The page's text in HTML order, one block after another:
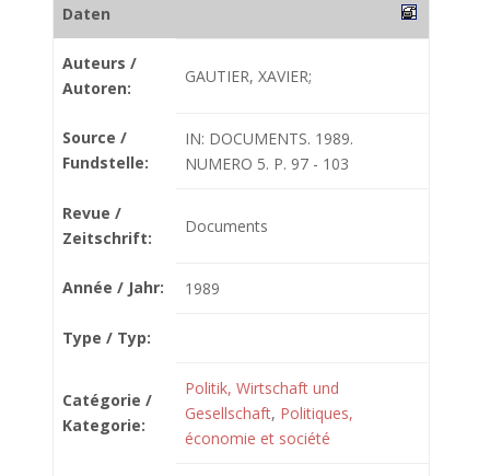
Daten
Auteurs /
Autoren:
GAUTIER, XAVIER;
Source /
Fundstelle:
IN: DOCUMENTS. 1989.
NUMERO 5. P. 97 - 103
Revue /
Zeitschrift:
Documents
Année / Jahr: 1989
Type / Typ:
Catégorie /
Kategorie:
Politik, Wirtschaft und
Gesellschaft, Politiques,
économie et société